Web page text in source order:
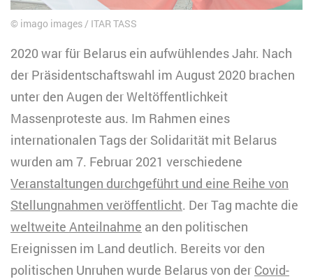
imago images / ITAR TASS
2020 war für Belarus ein aufwühlendes Jahr. Nach
der Präsidentschaftswahl im August 2020 brachen
unter den Augen der Weltöffentlichkeit
Massenproteste aus. Im Rahmen eines
internationalen Tags der Solidarität mit Belarus
wurden am 7. Februar 2021 verschiedene
Veranstaltungen durchgeführt und eine Reihe von
Stellungnahmen veröffentlicht. Der Tag machte die
weltweite Anteilnahme an den politischen
Ereignissen im Land deutlich. Bereits vor den
politischen Unruhen wurde Belarus von der Covid-